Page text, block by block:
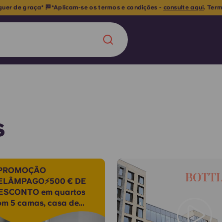
nova
a inovação, a
Perguntas
Blogue
de graça* 🏁*Aplicam-se os termos e condições - consulte aqui.
€ DE
em quartos
5 camas, casa de
privativa e muito